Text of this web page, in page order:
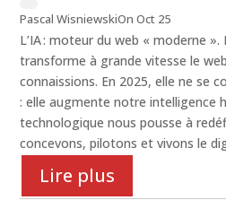
Pascal WisniewskiOn Oct 25
L’IA : moteur du web « moderne
transforme à grande vitesse le
connaissions. En 2025, elle ne se
: elle augmente notre intelligence
technologique nous pousse à
concevons, pilotons et vivons le
Lire plus